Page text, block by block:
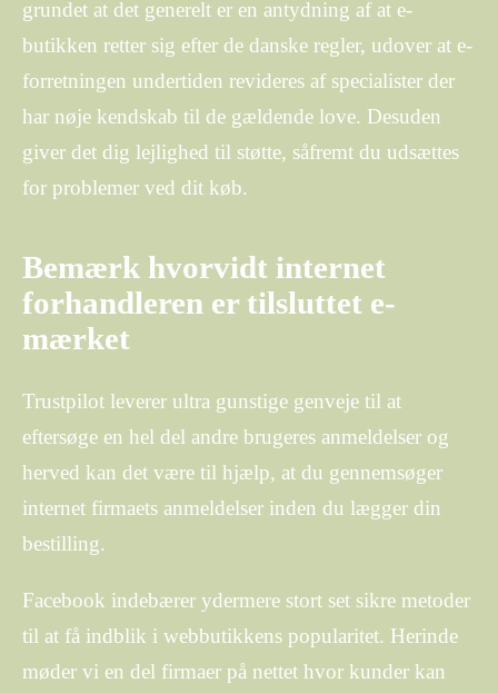
grundet at det generelt er en antydning af at e-
butikken retter sig efter de danske regler, udover at e-
forretningen undertiden revideres af specialister der
har nøje kendskab til de gældende love. Desuden
giver det dig lejlighed til støtte, såfremt du udsættes
for problemer ved dit køb.
Bemærk hvorvidt internet
forhandleren er tilsluttet e-
mærket
Trustpilot leverer ultra gunstige genveje til at
eftersøge en hel del andre brugeres anmeldelser og
herved kan det være til hjælp, at du gennemsøger
internet firmaets anmeldelser inden du lægger din
bestilling.
Facebook indebærer ydermere stort set sikre metoder
til at få indblik i webbutikkens popularitet. Herinde
møder vi en del firmaer på nettet hvor kunder kan